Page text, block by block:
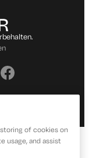
of cookies on
usage, and assist